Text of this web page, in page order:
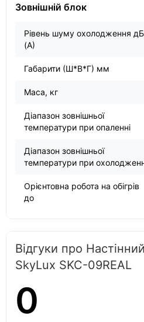
Зовнішній блок
Рівень шуму охолодження дБ
(А)
Габарити (Ш*В*Г) мм
Маса, кг
Діапазон зовнішньої
температури при опаленні
Діапазон зовнішньої
температури при
Орієнтовна робота на обігрів
до
Відгуки про
SkyLux SKC-09REAL
0